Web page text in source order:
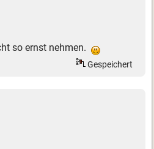
so ernst nehmen.
Gespeichert